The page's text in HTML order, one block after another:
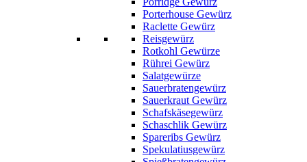
Porterhouse Gewürz
Raclette Gewürz
Reisgewürz
Rotkohl Gewürze
Rührei Gewürz
Salatgewürze
Sauerbratengewürz
Sauerkraut Gewürz
Schafskäsegewürz
Schaschlik Gewürz
Spareribs Gewürz
Spekulatiusgewürz